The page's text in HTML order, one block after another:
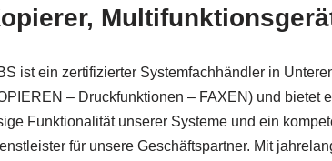
ist ein zertifizierter Systemfachhändler in
– Druckfunktionen – FAXEN) und bietet
Funktionalität unserer Systeme und ein
für unsere Geschäftspartner. Mit